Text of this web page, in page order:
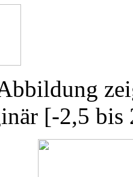
[-2,5 bis